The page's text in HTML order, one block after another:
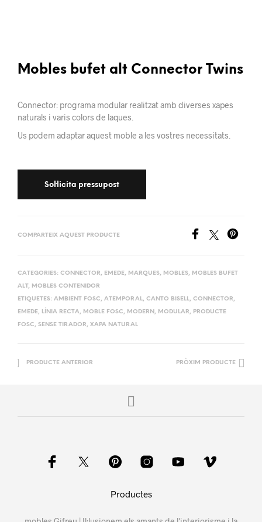
Mobles bufet alt Connector Twins
Connector: programa modular realitzat amb diverses xapes
naturals i varis colors de laques.
Us podem adaptar aquest moble a les vostres necessitats.
COMPARTEIX AQUEST PRODUCTE
CATEGORIES: CONNECTOR, EMEDE, MARQUES, MOBLES, MOBLES BUFET
ALT, MOBLES CONTENIDOR
ETIQUETES: AMBIENT FOSC, ATEMPORAL, CANTO BISELL, CONNECTOR,
EMEDE, LÍNIA RECTA, MOBLE FOSC, MODERN , MODULAR, PRODUCTE
FOSC, SENSE TIRADOR, XAPA NATURAL
PRODUCTE ANTERIOR PRÒXIM PRODUCTE
Productes